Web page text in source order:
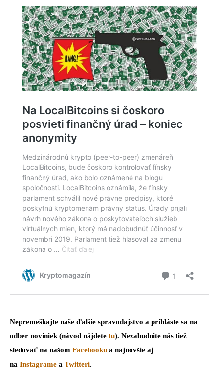
Nepremeškajte naše ďalšie spravodajstvo a prihláste sa na
odber noviniek (návod nájdete tu). Nezabudnite nás tiež
sledovať na našom Facebooku a najnovšie aj
na Instagrame a Twitteri.